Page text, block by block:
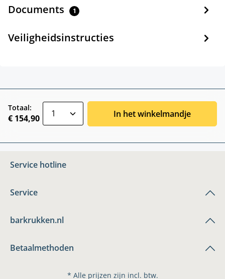
Documents 1
Veiligheidsinstructies
Totaal:
€ 154,90 In het winkelmandje
Service hotline
Service
barkrukken.nl
Betaalmethoden
* Alle prijzen zijn incl. btw.